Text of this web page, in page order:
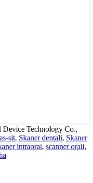
Technology Co.,
sit, Skaner dentali, Skaner
intraoral, scanner orali,